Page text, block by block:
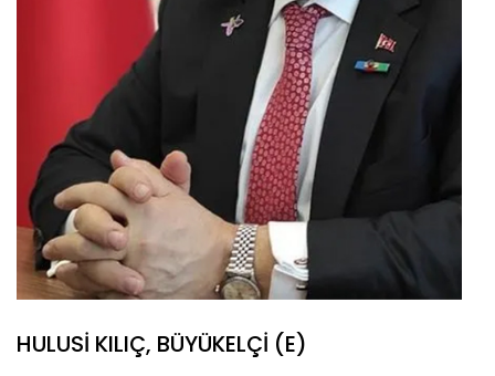
HULUSI KILIÇ, BÜYÜKELÇI (E)